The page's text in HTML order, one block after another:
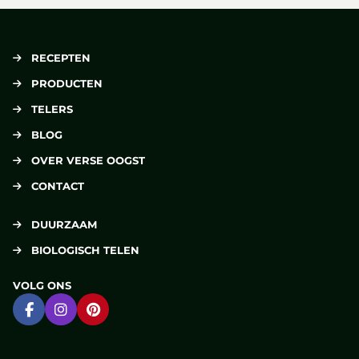
RECEPTEN
PRODUCTEN
TELERS
BLOG
OVER VERSE OOGST
CONTACT
DUURZAAM
BIOLOGISCH TELEN
VOLG ONS
Ga naar Facebook
Ga naar Instagram
Ga naar Pinterest